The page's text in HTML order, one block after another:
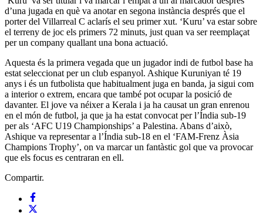
d’una jugada en què va anotar en segona instància després que el
porter del Villarreal C aclarís el seu primer xut. ‘Kuru’ va estar sobre
el terreny de joc els primers 72 minuts, just quan va ser reemplaçat
per un company quallant una bona actuació.
Aquesta és la primera vegada que un jugador indi de futbol base ha
estat seleccionat per un club espanyol. Ashique Kuruniyan té 19
anys i és un futbolista que habitualment juga en banda, ja sigui com
a interior o extrem, encara que també pot ocupar la posició de
davanter. El jove va néixer a Kerala i ja ha causat un gran enrenou
en el món de futbol, ​​ja que ja ha estat convocat per l’Índia sub-19
per als ‘AFC U19 Championships’ a Palestina. Abans d’això,
Ashique va representar a l’Índia sub-18 en el ‘FAM-Frenz Àsia
Champions Trophy’, on va marcar un fantàstic gol que va provocar
que els focus es centraran en ell.
Compartir.